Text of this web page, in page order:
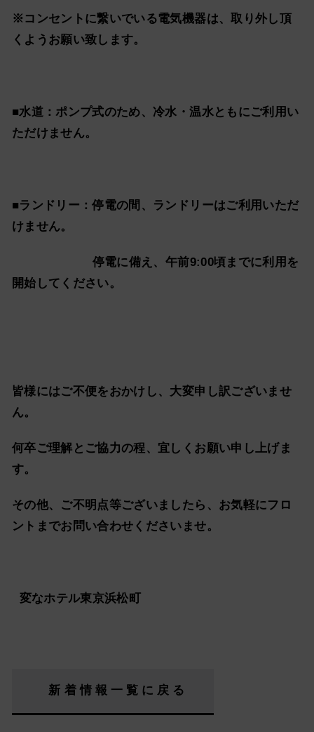
※コンセントに繋いでいる電気機器は、取り外し頂
くようお願い致します。
■水道：ポンプ式のため、冷水・温水ともにご利用い
ただけません。
■ランドリー：停電の間、ランドリーはご利用いただ
けません。
停電に備え、午前9:00頃までに利用を
開始してください。
皆様にはご不便をおかけし、大変申し訳ございませ
ん。
何卒ご理解とご協力の程、宜しくお願い申し上げま
す。
その他、ご不明点等ございましたら、お気軽にフロ
ントまでお問い合わせくださいませ。
変なホテル東京浜松町
新着情報一覧に戻る